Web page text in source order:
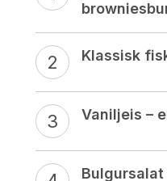
Klassisk
Vaniljeis –